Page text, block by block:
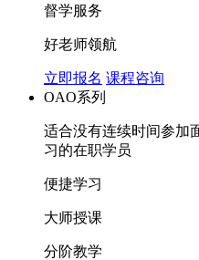
督学服务
好老师领航
立即报名 课程咨询
OAO系列
适合没有连续时间参加
习的在职学员
便捷学习
大师授课
分阶教学